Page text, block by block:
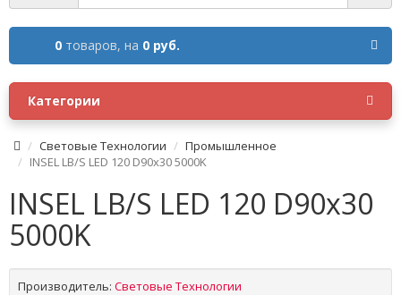
0 товаров, на 0 руб.
Категории
Световые Технологии
Промышленное
INSEL LB/S LED 120 D90x30 5000K
INSEL LB/S LED 120 D90x30
5000K
Производитель: Световые Технологии